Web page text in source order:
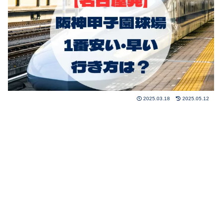
2025.03.18 2025.05.12